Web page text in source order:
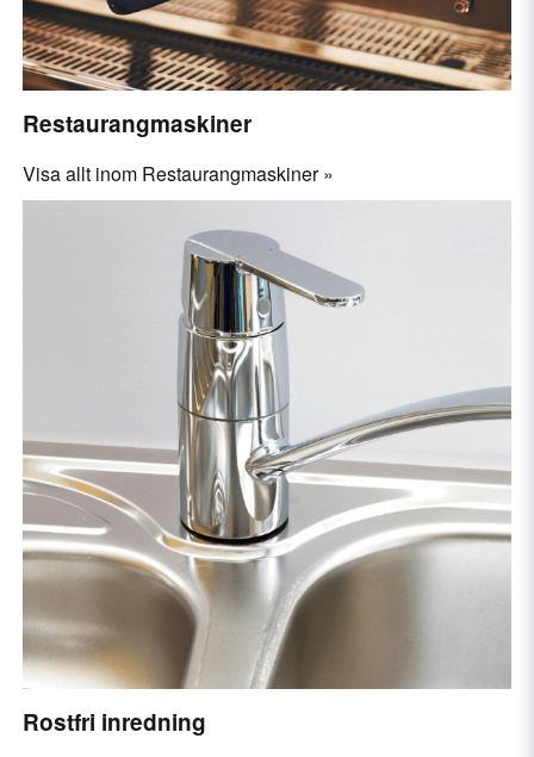
Restaurangmaskiner
Visa allt inom Restaurangmaskiner »
Rostfri inredning